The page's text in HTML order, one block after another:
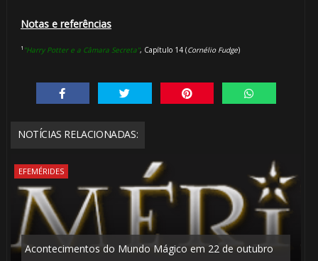
Notas e referências
¹ "Harry Potter e a Câmara Secreta", Capítulo 14 (Cornélio Fudge)
NOTÍCIAS RELACIONADAS:
EFEMÉRIDES
Acontecimentos do Mundo Mágico em 22 de outubro
🎂